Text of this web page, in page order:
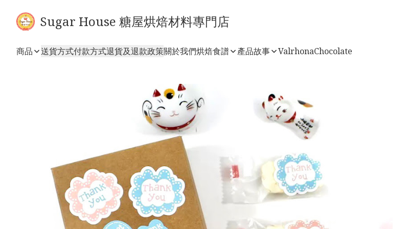
Sugar House 糖屋烘焙材料專門店
商品 送貨方式付款方式退貨及退款政策關於我們烘焙食譜 產品故事 ValrhonaChocolate